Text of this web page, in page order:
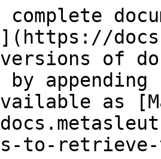
versions of
as
to-